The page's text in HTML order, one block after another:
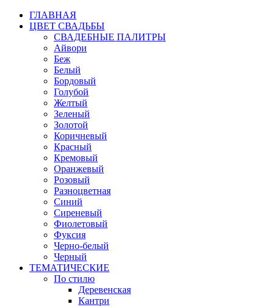
ГЛАВНАЯ
ЦВЕТ СВАДЬБЫ
СВАДЕБНЫЕ ПАЛИТРЫ
Айвори
Беж
Белый
Бордовый
Голубой
Желтый
Зеленый
Золотой
Коричневый
Красный
Кремовый
Оранжевый
Розовый
Разноцветная
Синий
Сиреневый
Фиолетовый
Фуксия
Черно-белый
Черный
ТЕМАТИЧЕСКИЕ
По стилю
Деревенская
Кантри